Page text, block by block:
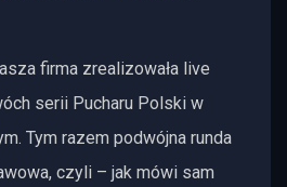
firma zrealizowała live
serii Pucharu Polski w
Tym razem podwójna runda
czyli – jak mówi sam